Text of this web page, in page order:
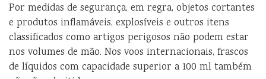
Por medidas de segurança, em regra, objetos cortantes
e produtos inflamáveis, explosíveis e outros itens
classificados como artigos perigosos não podem estar
nos volumes de mão. Nos voos internacionais, frascos
de líquidos com capacidade superior a 100 ml também